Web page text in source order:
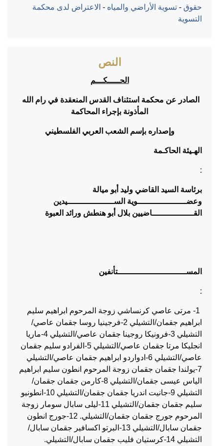
حقوق - تسوية الأراضي والمياه - الاعتراض لدى محكمة
التسوية
النص
الحـــــكـــم
الصادر عن محكمة استئناف القدس المنعقدة في رام الله
المأذونة بإجراء المحاكمة
وإصداره بإسم الشعب العربي الفلسطيني
الهـيئة الحاكـمة
:
برئاسة السيد القاضي وليد أبو ميالة
وعضــــــــــــــــــــوية الســـــــــــــــــــيدين
القـــــــــــــــــاضيين بلال أبو هنطش ورائد العبوة
المســــــــــــــــــــــــــــتأنفين
:
1- مرتى عاصي كرنساشي زوجة المرحوم ابراهيم سليم
ابراهيم جقمان/التشيلي 2-فرجينيا روسا جقمان عاصي/
التشيلي 3-فرونيكا روجينا جقمان عاصي/التشيلي 4-ماريا
انجليكا مرتا جقمان عاصي/التشيلي 5-الفرادو سليم جقمان
عاصي/التشيلي 6-ادواردو ابراهيم جقمان عاصي/التشيلي
7-يولندا جقمان جقمان زوجة المرحوم انطون سليم ابراهيم
الياس عيسى جقمان/التشيلي 8-كارمن جقمان جقمان/
التشيلي 9-جانيت اندريا جقمان جقمان/التشيلي 10-انطونيو
سليم جقمان جقمان/التشيلي 11-ليلى سابال سومار زوجة
المرحوم جورج جقمان جقمان/التشيلي. 12-جورج انطون
جقمان سابال/التشيلي 13-البرتو اكسافير جقمان سابال/
التشيلي 14-كرستيان فليب جقمان سابال/التشيلي.